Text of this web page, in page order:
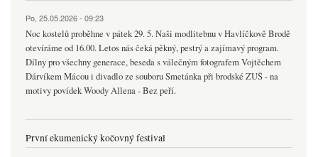
Po, 25.05.2026 - 09:23
Noc kostelů proběhne v pátek 29. 5. Naši modlitebnu v Havlíčkově Brodě
otevíráme od 16.00. Letos nás čeká pěkný, pestrý a zajímavý program.
Dílny pro všechny generace, beseda s válečným fotografem Vojtěchem
Dárvíkem Mácou i divadlo ze souboru Smetánka při brodské ZUŠ - na
motivy povídek Woody Allena - Bez peří.
První ekumenický kočovný festival